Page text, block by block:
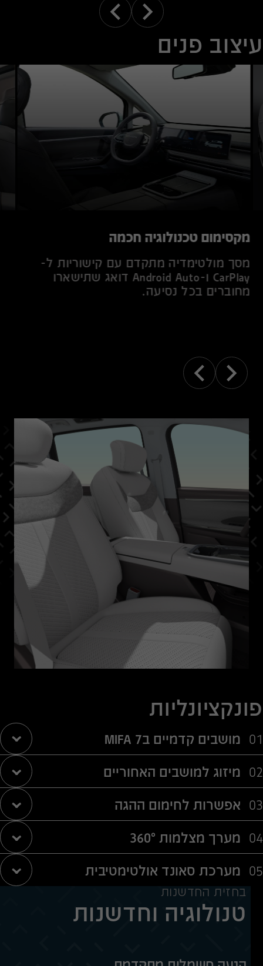
עיצוב פנים
מקסימום טכנולוגיה חכמה
מסך מולטימדיה מתקדם עם קישוריות ל-
CarPlay ו-Android Auto דואג שתישארו
מחוברים בכל נסיעה.
פונקציונליות
מושבים קדמיים בMIFA 7
מיזוג למושבים האחוריים
אפשרות לחימום ההגה
מערך מצלמות 360°
מערכת סאונד אולטימטיבית
בחזית החדשנות
טנולוגיה וחדשנות